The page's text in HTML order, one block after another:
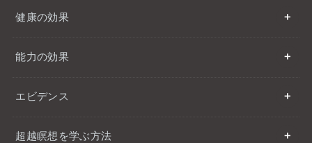
健康の効果
能力の効果
エビデンス
超越瞑想を学ぶ方法